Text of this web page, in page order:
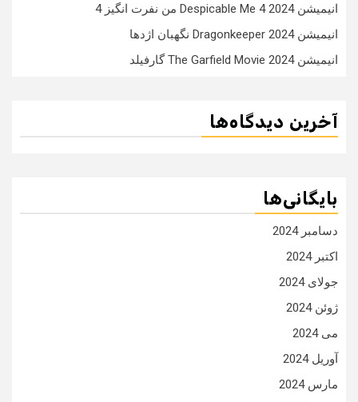
انیمیشن Despicable Me 4 2024 من نفرت انگیز 4
انیمیشن Dragonkeeper 2024 نگهبان اژدها
انیمیشن The Garfield Movie 2024 گارفیلد
آخرین دیدگاه‌ها
بایگانی‌ها
دسامبر 2024
اکتبر 2024
جولای 2024
ژوئن 2024
می 2024
آوریل 2024
مارس 2024